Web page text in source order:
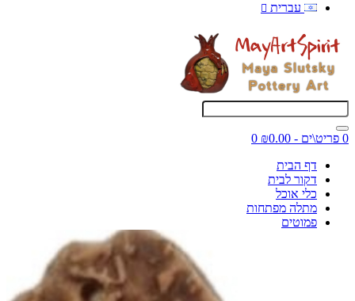
עברית
0 פריט\ים - ₪0.00
0
דף הבית
דקור לבית
כלי אוכל
מתלה מפתחות
פמוטים